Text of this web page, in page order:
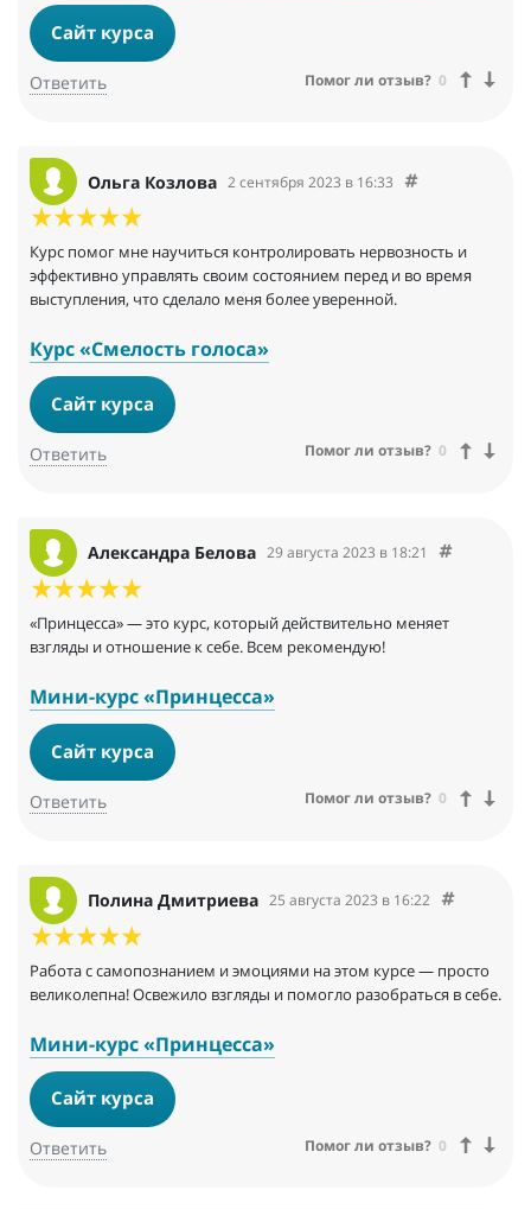
Сайт курса
Ответить Помог ли отзыв? 0
Ольга Козлова 2 сентября 2023 в 16:33
Курс помог мне научиться контролировать нервозность и
эффективно управлять своим состоянием перед и во время
выступления, что сделало меня более уверенной.
Курс «Смелость голоса»
Сайт курса
Ответить Помог ли отзыв? 0
Александра Белова 29 августа 2023 в 18:21
«Принцесса» — это курс, который действительно меняет
взгляды и отношение к себе. Всем рекомендую!
Мини-курс «Принцесса»
Сайт курса
Ответить Помог ли отзыв? 0
Полина Дмитриева 25 августа 2023 в 16:22
Работа с самопознанием и эмоциями на этом курсе — просто
великолепна! Освежило взгляды и помогло разобраться в себе.
Мини-курс «Принцесса»
Сайт курса
Ответить Помог ли отзыв? 0